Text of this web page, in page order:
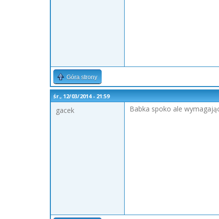
Góra strony
śr., 12/03/2014 - 21:59
gacek Babka spoko ale